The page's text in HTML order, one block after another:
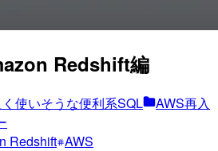
Redshift編
使いそうな便利系SQL
AWS再入
Redshift AWS